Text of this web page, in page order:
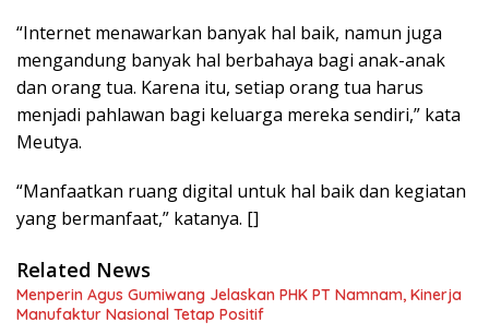
“Internet menawarkan banyak hal baik, namun juga
mengandung banyak hal berbahaya bagi anak-anak
dan orang tua. Karena itu, setiap orang tua harus
menjadi pahlawan bagi keluarga mereka sendiri,” kata
Meutya.
“Manfaatkan ruang digital untuk hal baik dan kegiatan
yang bermanfaat,” katanya. []
Related News
Menperin Agus Gumiwang Jelaskan PHK PT Namnam, Kinerja
Manufaktur Nasional Tetap Positif